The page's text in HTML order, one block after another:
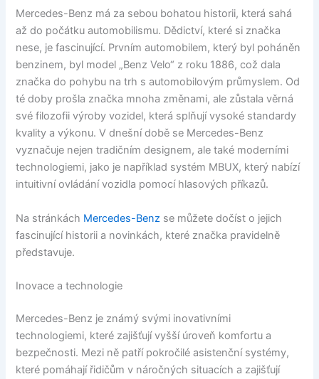
Mercedes-Benz má za sebou bohatou historii, která sahá
až do počátku automobilismu. Dědictví, které si značka
nese, je fascinující. Prvním automobilem, který byl poháněn
benzinem, byl model „Benz Velo“ z roku 1886, což dala
značka do pohybu na trh s automobilovým průmyslem. Od
té doby prošla značka mnoha změnami, ale zůstala věrná
své filozofii výroby vozidel, která splňují vysoké standardy
kvality a výkonu. V dnešní době se Mercedes-Benz
vyznačuje nejen tradičním designem, ale také moderními
technologiemi, jako je například systém MBUX, který nabízí
intuitivní ovládání vozidla pomocí hlasových příkazů.
Na stránkách Mercedes-Benz se můžete dočíst o jejich
fascinující historii a novinkách, které značka pravidelně
představuje.
Inovace a technologie
Mercedes-Benz je známý svými inovativními
technologiemi, které zajišťují vyšší úroveň komfortu a
bezpečnosti. Mezi ně patří pokročilé asistenční systémy,
které pomáhají řidičům v náročných situacích a zajišťují